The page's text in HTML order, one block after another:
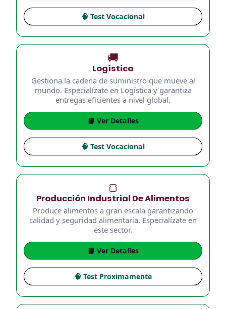
🧠 Test Vocacional
🚚
Logística
Gestiona la cadena de suministro que mueve al
mundo. Especialízate en Logística y garantiza
entregas eficientes a nivel global.
📘 Ver Detalles
🧠 Test Vocacional
🍞
Producción Industrial De Alimentos
Produce alimentos a gran escala garantizando
calidad y seguridad alimentaria. Especialízate en
este sector.
📘 Ver Detalles
🧠 Test Proximamente